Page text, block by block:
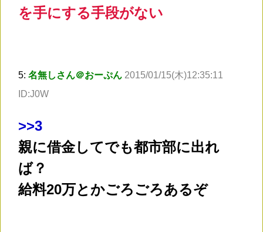
を手にする手段がない
5: 名無しさん＠おーぷん 2015/01/15(木)12:35:11
ID:J0W
>>3
親に借金してでも都市部に出れ
ば？
給料20万とかごろごろあるぞ